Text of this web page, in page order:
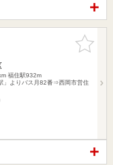
お気に入
りに追加
福住駅932m
」よりバス月82番⇒西岡市営住